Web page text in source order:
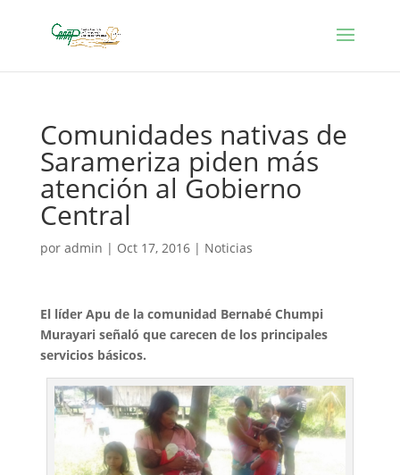
Comunidades nativas de
Sarameriza piden más
atención al Gobierno
Central
por admin | Oct 17, 2016| Noticias
El líder Apu de la comunidad Bernabé Chumpi
Murayari señaló que carecen de los principales
servicios básicos.